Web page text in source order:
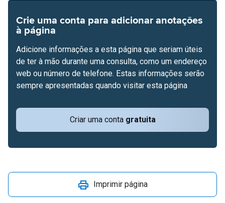
Crie uma conta para adicionar anotações
à página
Criar uma conta gratuita
Adicione informações a esta página que seriam úteis
de ter à mão durante uma consulta, como um endereço
web ou número de telefone. Estas informações serão
sempre apresentadas quando visitar esta página
Imprimir página